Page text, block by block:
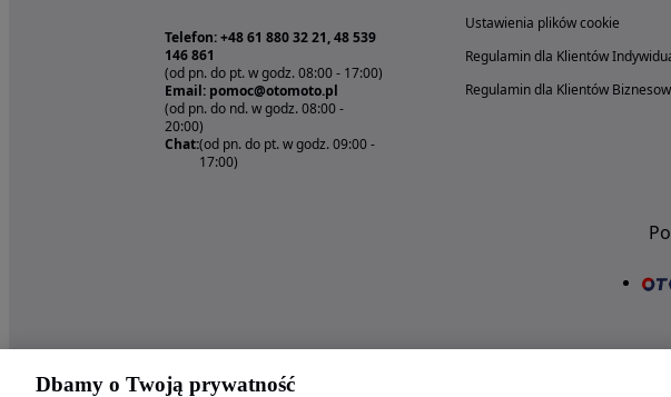
Telefon: +48 61 880 32 21, 48 539
146 861
(od pn. do pt. w godz. 08:00 - 17:00)
Email: pomoc@otomoto.pl
(od pn. do nd. w godz. 08:00 -
20:00)
Chat:(od pn. do pt. w godz. 09:00 -
17:00)
Ustawienia plików cookie
Regulamin dla Klientów
Regulamin dla Klientów
Dbamy o Twoją prywatność